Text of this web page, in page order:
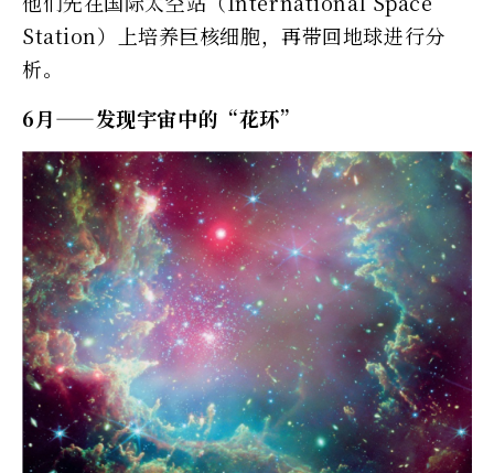
Station）上培养巨核细胞，再带回地球进行分
析。
6月——发现宇宙中的“花环”